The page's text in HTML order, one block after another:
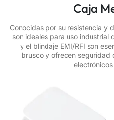
Caja
Conocidas por su resistencia y
son ideales para uso industrial
y el blindaje EMI/RFI son
brusco y ofrecen seguridad
electrónicos